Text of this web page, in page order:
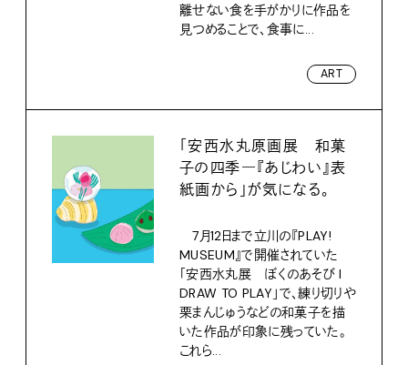
離せない食を手がかりに作品を
見つめることで、食事に...
ART
「安西水丸原画展 和菓
子の四季―『あじわい』表
紙画から」が気になる。
7月12日まで立川の『PLAY!
MUSEUM』で開催されていた
「安西水丸展 ぼくのあそび I
DRAW TO PLAY」で、練り切りや
栗まんじゅうなどの和菓子を描
いた作品が印象に残っていた。
これら...